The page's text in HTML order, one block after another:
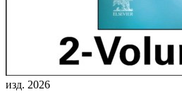
изд. 2026